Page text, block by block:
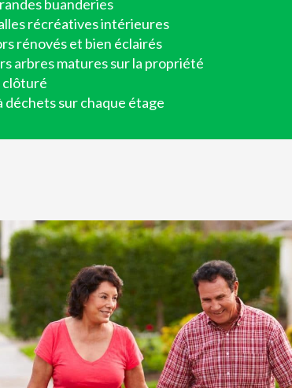
buanderies
récréatives intérieures
rénovés et bien éclairés
arbres matures sur la propriété
clôturé
déchets sur chaque étage